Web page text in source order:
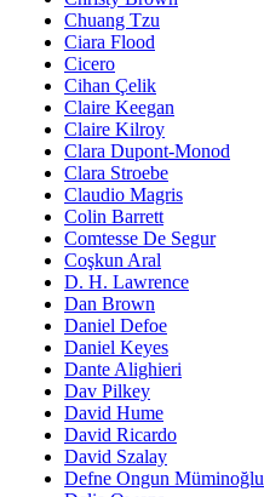
Chuang Tzu
Ciara Flood
Cicero
Cihan Çelik
Claire Keegan
Claire Kilroy
Clara Dupont-Monod
Clara Stroebe
Claudio Magris
Colin Barrett
Comtesse De Segur
Coşkun Aral
D. H. Lawrence
Dan Brown
Daniel Defoe
Daniel Keyes
Dante Alighieri
Dav Pilkey
David Hume
David Ricardo
David Szalay
Defne Ongun Müminoğlu